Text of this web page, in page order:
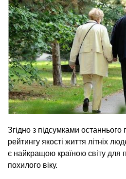
Згідно з підсумками останнього
рейтингу якості життя літніх
є найкращою країною світу
похилого віку.